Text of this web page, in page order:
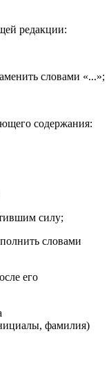
редакции:
словами «...»;
содержания:
силу;
словами
его
Мегиона